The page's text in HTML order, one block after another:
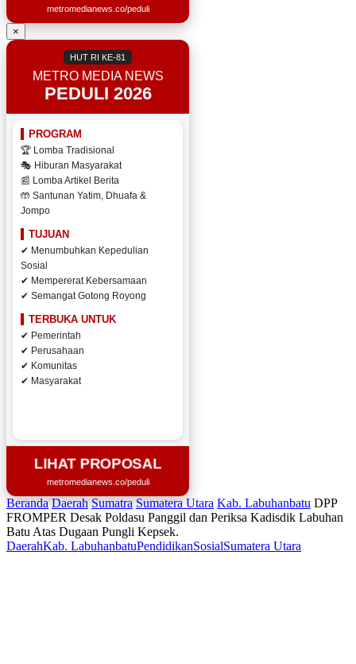
metromedianews.co/peduli
×
HUT RI KE-81
METRO MEDIA NEWS
PEDULI 2026
PROGRAM
🏆 Lomba Tradisional
🎭 Hiburan Masyarakat
📰 Lomba Artikel Berita
🤲 Santunan Yatim, Dhuafa &
Jompo
TUJUAN
✔ Menumbuhkan Kepedulian
Sosial
✔ Mempererat Kebersamaan
✔ Semangat Gotong Royong
TERBUKA UNTUK
✔ Pemerintah
✔ Perusahaan
✔ Komunitas
✔ Masyarakat
LIHAT PROPOSAL
metromedianews.co/peduli
Beranda Daerah Sumatra Sumatera Utara Kab. Labuhanbatu DPP
FROMPER Desak Poldasu Panggil dan Periksa Kadisdik Labuhan
Batu Atas Dugaan Pungli Kepsek.
DaerahKab. LabuhanbatuPendidikanSosialSumatera Utara